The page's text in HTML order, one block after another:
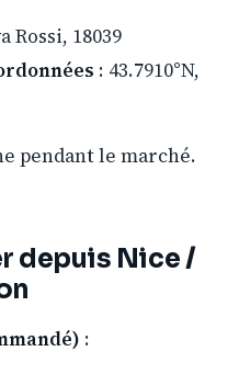
Rossi, 18039
: 43.7910°N,
pendant le marché.
depuis Nice /
: